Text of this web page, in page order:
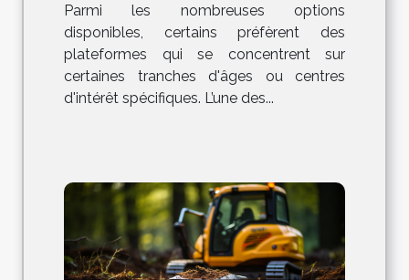
Parmi les nombreuses options
disponibles, certains préfèrent des
plateformes qui se concentrent sur
certaines tranches d'âges ou centres
d'intérêt spécifiques. L’une des...